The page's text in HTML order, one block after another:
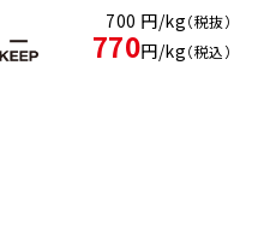
700 円/kg（税抜）
770円/kg（税込）